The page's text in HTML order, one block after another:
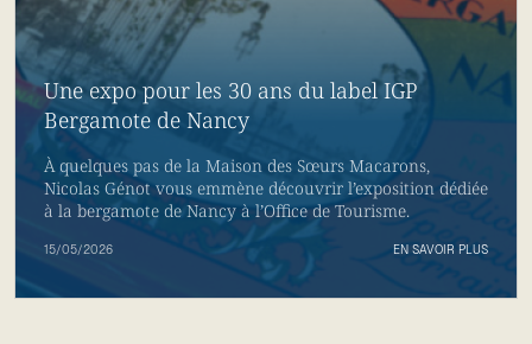
Une expo pour les 30 ans du label IGP
Bergamote de Nancy
À quelques pas de la Maison des Sœurs Macarons,
Nicolas Génot vous emmène découvrir l’exposition dédiée
à la bergamote de Nancy à l’Office de Tourisme.
15/05/2026 EN SAVOIR PLUS